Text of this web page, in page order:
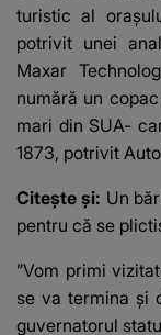
turistic al
potrivit unei
Maxar
numără un
mari din SUA-
1873, potrivit
Citește și: Un
pentru că se
”Vom primi
se va termina și
guvernatorul